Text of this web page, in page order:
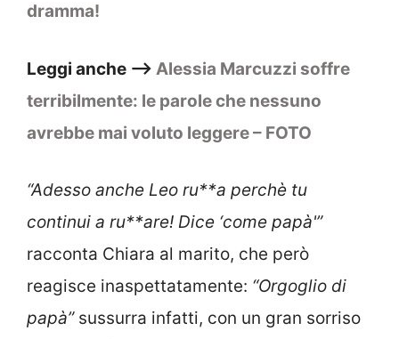
dramma!
Leggi anche –> Alessia Marcuzzi soffre
terribilmente: le parole che nessuno
avrebbe mai voluto leggere – FOTO
“Adesso anche Leo ru**a perchè tu
continui a ru**are! Dice ‘come papà'”
racconta Chiara al marito, che però
reagisce inaspettatamente: “Orgoglio di
papà”sussurra infatti, con un gran sorriso